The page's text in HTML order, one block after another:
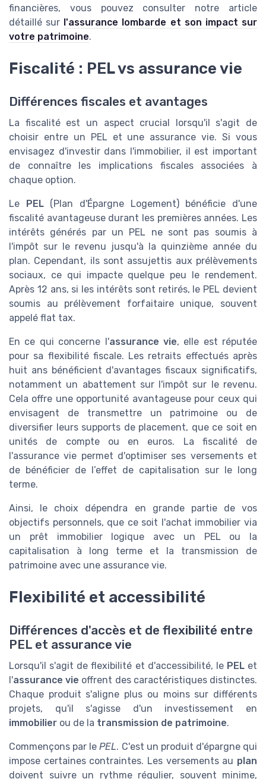
financières, vous pouvez consulter notre article
détaillé sur l'assurance lombarde et son impact sur
votre patrimoine.
Fiscalité : PEL vs assurance vie
Différences fiscales et avantages
La fiscalité est un aspect crucial lorsqu'il s'agit de
choisir entre un PEL et une assurance vie. Si vous
envisagez d'investir dans l'immobilier, il est important
de connaître les implications fiscales associées à
chaque option.
Le PEL(Plan d'Épargne Logement) bénéficie d'une
fiscalité avantageuse durant les premières années. Les
intérêts générés par un PEL ne sont pas soumis à
l'impôt sur le revenu jusqu'à la quinzième année du
plan. Cependant, ils sont assujettis aux prélèvements
sociaux, ce qui impacte quelque peu le rendement.
Après 12 ans, si les intérêts sont retirés, le PEL devient
soumis au prélèvement forfaitaire unique, souvent
appelé flat tax.
En ce qui concerne l'assurance vie, elle est réputée
pour sa flexibilité fiscale. Les retraits effectués après
huit ans bénéficient d'avantages fiscaux significatifs,
notamment un abattement sur l'impôt sur le revenu.
Cela offre une opportunité avantageuse pour ceux qui
envisagent de transmettre un patrimoine ou de
diversifier leurs supports de placement, que ce soit en
unités de compte ou en euros. La fiscalité de
l'assurance vie permet d'optimiser ses versements et
de bénéficier de l’effet de capitalisation sur le long
terme.
Ainsi, le choix dépendra en grande partie de vos
objectifs personnels, que ce soit l'achat immobilier via
un prêt immobilier logique avec un PEL ou la
capitalisation à long terme et la transmission de
patrimoine avec une assurance vie.
Flexibilité et accessibilité
Différences d'accès et de flexibilité entre
PEL et assurance vie
Lorsqu'il s'agit de flexibilité et d'accessibilité, le PELet
l'assurance vie offrent des caractéristiques distinctes.
Chaque produit s'aligne plus ou moins sur différents
projets, qu'il s'agisse d'un investissement en
immobilier ou de la transmission de patrimoine.
Commençons par lePEL. C'est un produit d'épargne qui
impose certaines contraintes. Les versements au plan
doivent suivre un rythme régulier, souvent minime,